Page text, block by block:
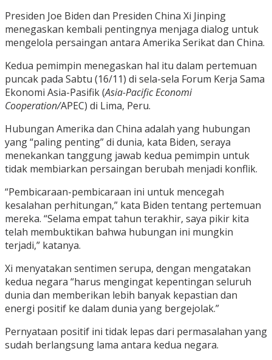
Presiden Joe Biden dan Presiden China Xi Jinping
menegaskan kembali pentingnya menjaga dialog untuk
mengelola persaingan antara Amerika Serikat dan China.
Kedua pemimpin menegaskan hal itu dalam pertemuan
puncak pada Sabtu (16/11) di sela-sela Forum Kerja Sama
Ekonomi Asia-Pasifik (Asia-Pacific Economi
Cooperation/APEC) di Lima, Peru.
Hubungan Amerika dan China adalah yang hubungan
yang “paling penting” di dunia, kata Biden, seraya
menekankan tanggung jawab kedua pemimpin untuk
tidak membiarkan persaingan berubah menjadi konflik.
“Pembicaraan-pembicaraan ini untuk mencegah
kesalahan perhitungan,” kata Biden tentang pertemuan
mereka. “Selama empat tahun terakhir, saya pikir kita
telah membuktikan bahwa hubungan ini mungkin
terjadi,” katanya.
Xi menyatakan sentimen serupa, dengan mengatakan
kedua negara “harus mengingat kepentingan seluruh
dunia dan memberikan lebih banyak kepastian dan
energi positif ke dalam dunia yang bergejolak.”
Pernyataan positif ini tidak lepas dari permasalahan yang
sudah berlangsung lama antara kedua negara.